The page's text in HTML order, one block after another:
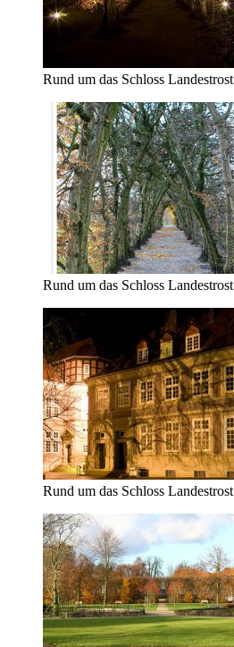
Rund um das Schloss Landestrost
Rund um das Schloss Landestrost
Rund um das Schloss Landestrost